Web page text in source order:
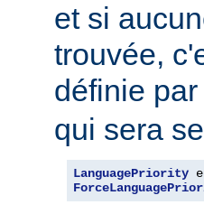
et si
trouvée,
définie
qui sera
LanguagePriority